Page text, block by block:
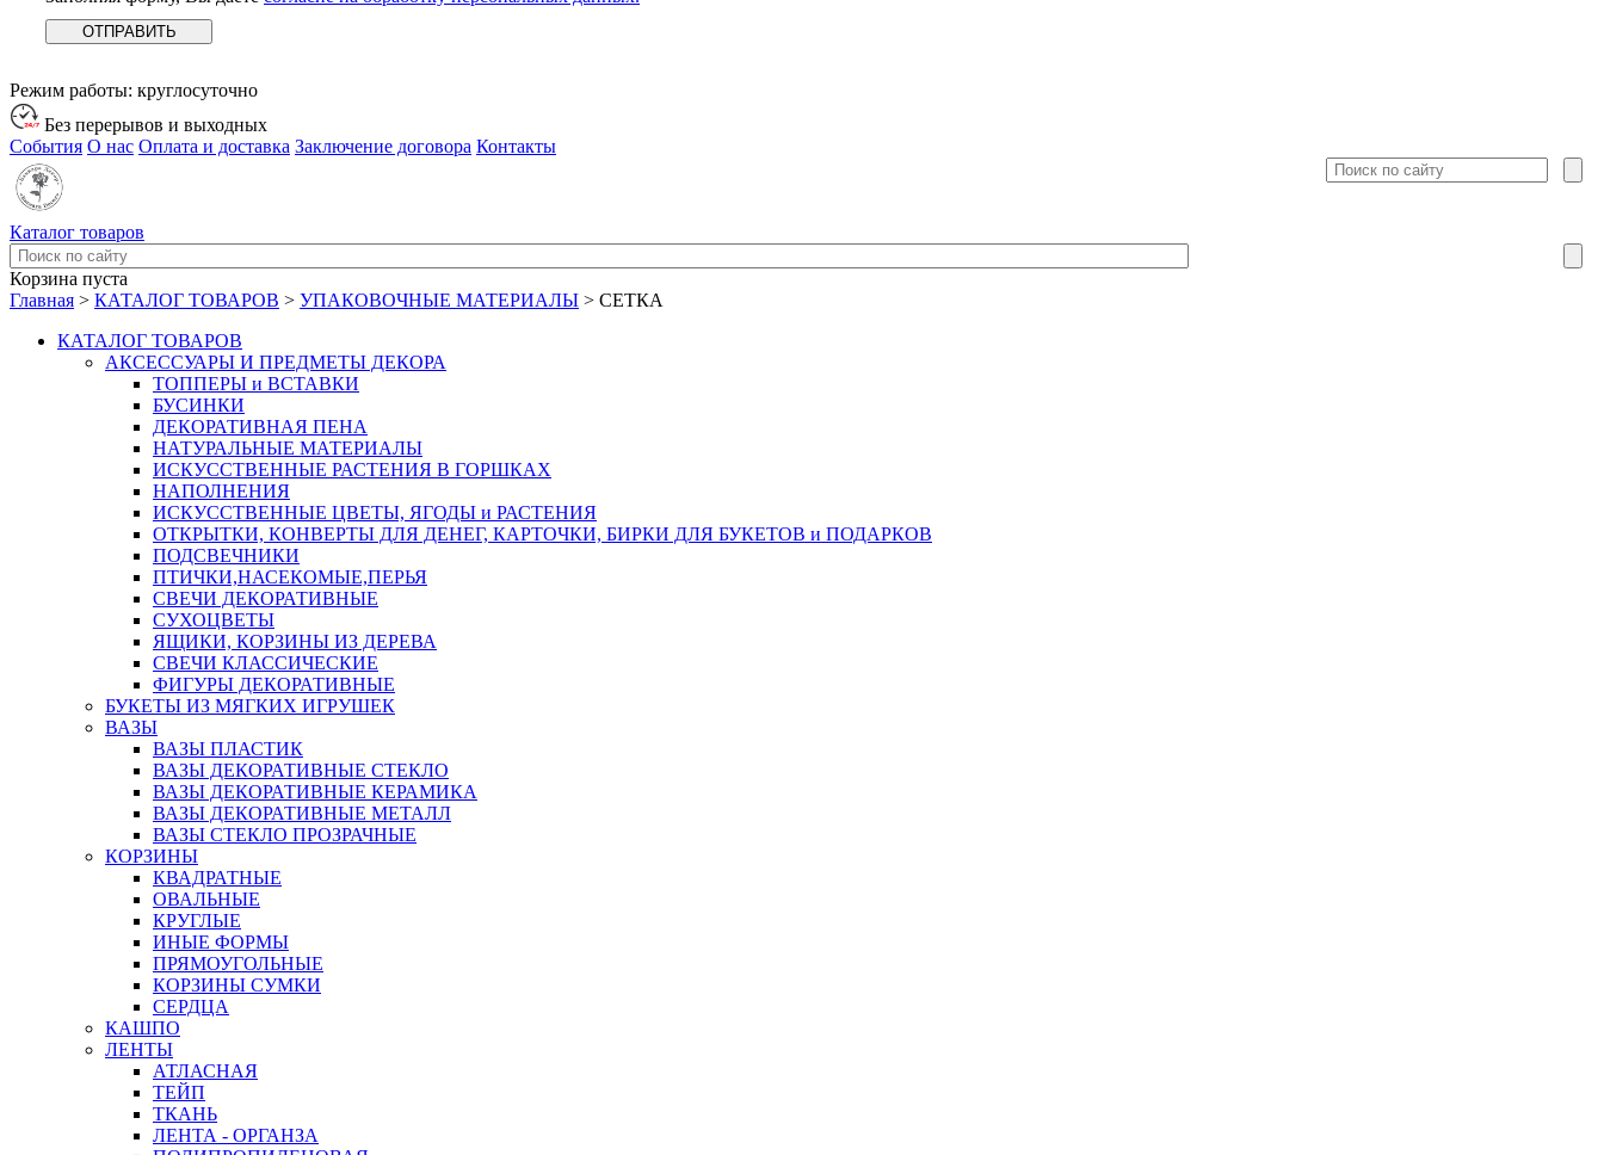
Режим работы: круглосуточно
Без перерывов и выходных
События О нас Оплата и доставка Заключение договора Контакты
Каталог товаров
Корзина пуста
Главная > КАТАЛОГ ТОВАРОВ > УПАКОВОЧНЫЕ МАТЕРИАЛЫ > СЕТКА
КАТАЛОГ ТОВАРОВ
АКСЕССУАРЫ И ПРЕДМЕТЫ ДЕКОРА
ТОППЕРЫ и ВСТАВКИ
БУСИНКИ
ДЕКОРАТИВНАЯ ПЕНА
НАТУРАЛЬНЫЕ МАТЕРИАЛЫ
ИСКУССТВЕННЫЕ РАСТЕНИЯ В ГОРШКАХ
НАПОЛНЕНИЯ
ИСКУССТВЕННЫЕ ЦВЕТЫ, ЯГОДЫ и РАСТЕНИЯ
ОТКРЫТКИ, КОНВЕРТЫ ДЛЯ ДЕНЕГ, КАРТОЧКИ, БИРКИ ДЛЯ БУКЕТОВ и ПОДАРКОВ
ПОДСВЕЧНИКИ
ПТИЧКИ,НАСЕКОМЫЕ,ПЕРЬЯ
СВЕЧИ ДЕКОРАТИВНЫЕ
СУХОЦВЕТЫ
ЯЩИКИ, КОРЗИНЫ ИЗ ДЕРЕВА
СВЕЧИ КЛАССИЧЕСКИЕ
ФИГУРЫ ДЕКОРАТИВНЫЕ
БУКЕТЫ ИЗ МЯГКИХ ИГРУШЕК
ВАЗЫ
ВАЗЫ ПЛАСТИК
ВАЗЫ ДЕКОРАТИВНЫЕ СТЕКЛО
ВАЗЫ ДЕКОРАТИВНЫЕ КЕРАМИКА
ВАЗЫ ДЕКОРАТИВНЫЕ МЕТАЛЛ
ВАЗЫ СТЕКЛО ПРОЗРАЧНЫЕ
КОРЗИНЫ
КВАДРАТНЫЕ
ОВАЛЬНЫЕ
КРУГЛЫЕ
ИНЫЕ ФОРМЫ
ПРЯМОУГОЛЬНЫЕ
КОРЗИНЫ СУМКИ
СЕРДЦА
КАШПО
ЛЕНТЫ
АТЛАСНАЯ
ТЕЙП
ТКАНЬ
ЛЕНТА - ОРГАНЗА